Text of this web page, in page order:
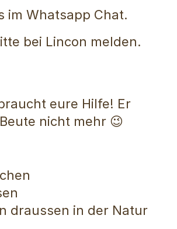
im Whatsapp Chat.
bei Lincon melden.
eure Hilfe! Er
nicht mehr 😉
draussen in der Natur